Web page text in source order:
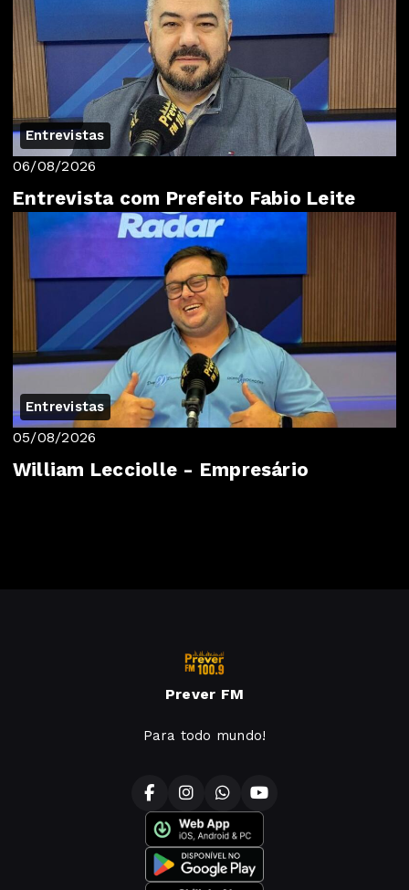
Entrevistas
06/08/2026
Entrevista com Prefeito Fabio Leite
Entrevistas
05/08/2026
William Lecciolle - Empresário
Prever FM
Para todo mundo!